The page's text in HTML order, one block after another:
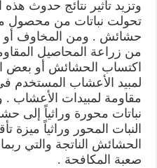
وتزيد تأثير نتائج حدوث هذه
تحولت نباتات من محصول
حشائش . ومن المخاوف أو
من زراعة المحاصيل
اكتساب الحشائش أو بعض
لمبيد الأعشاب المستخدم
مقاومة لمبيدات الأعشاب
نباتات محورة وراثياً إلى
النبات المحور وراثياً ميزة
الحشائش الناتجة والتي
صعبة المكافحة .